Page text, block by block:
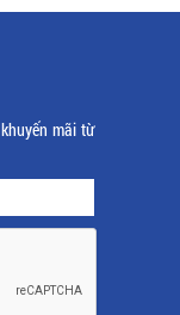
mãi từ